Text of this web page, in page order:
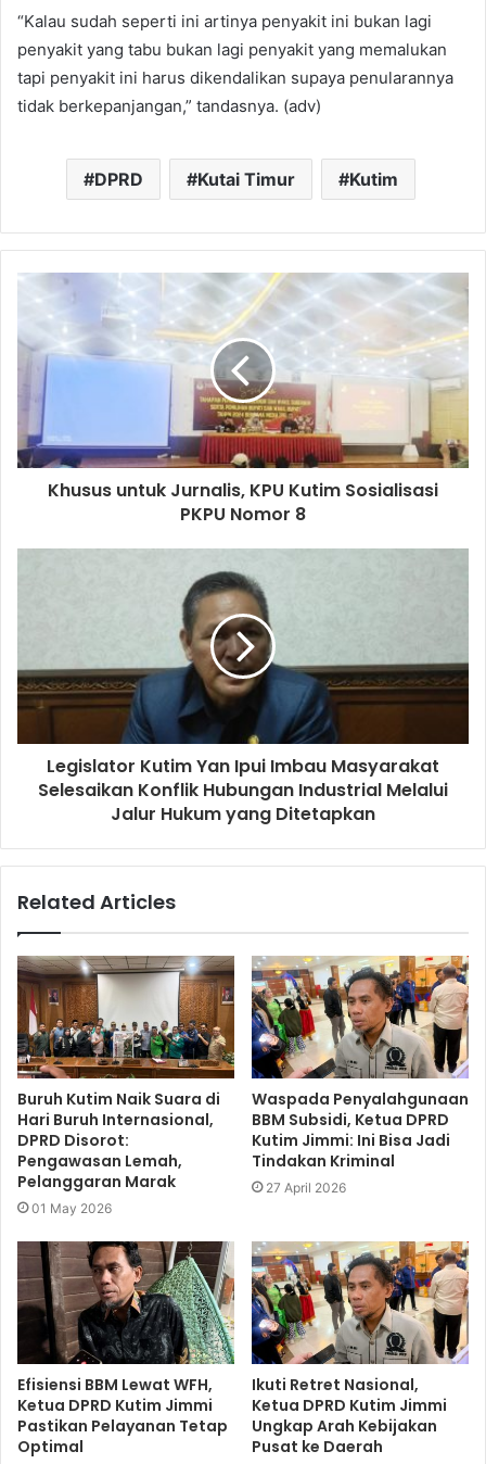
“Kalau sudah seperti ini artinya penyakit ini bukan lagi
penyakit yang tabu bukan lagi penyakit yang memalukan
tapi penyakit ini harus dikendalikan supaya penularannya
tidak berkepanjangan,” tandasnya. (adv)
DPRD Kutai Timur Kutim
Khusus untuk Jurnalis, KPU Kutim Sosialisasi
PKPU Nomor 8
Legislator Kutim Yan Ipui Imbau Masyarakat
Selesaikan Konflik Hubungan Industrial Melalui
Jalur Hukum yang Ditetapkan
Related Articles
Buruh Kutim Naik Suara di
Hari Buruh Internasional,
DPRD Disorot:
Pengawasan Lemah,
Pelanggaran Marak
01 May 2026
Waspada Penyalahgunaan
BBM Subsidi, Ketua DPRD
Kutim Jimmi: Ini Bisa Jadi
Tindakan Kriminal
27 April 2026
Efisiensi BBM Lewat WFH,
Ketua DPRD Kutim Jimmi
Pastikan Pelayanan Tetap
Optimal
Ikuti Retret Nasional,
Ketua DPRD Kutim Jimmi
Ungkap Arah Kebijakan
Pusat ke Daerah